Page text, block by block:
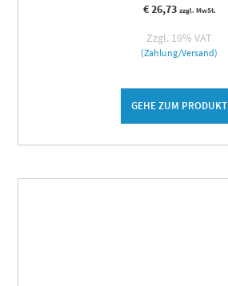
€26,73 zzgl. MwSt.
Zzgl. 19% VAT
(Zahlung/Versand)
GEHE ZUM PRODUKT